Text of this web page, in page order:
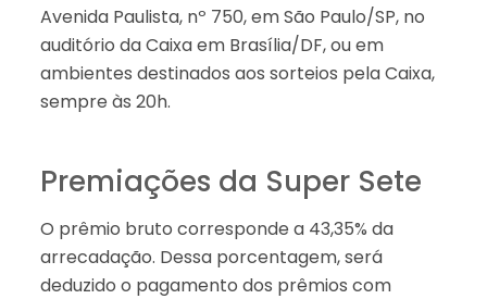
Avenida Paulista, nº 750, em São Paulo/SP, no
auditório da Caixa em Brasília/DF, ou em
ambientes destinados aos sorteios pela Caixa,
sempre às 20h.
Premiações da Super Sete
O prêmio bruto corresponde a 43,35% da
arrecadação. Dessa porcentagem, será
deduzido o pagamento dos prêmios com